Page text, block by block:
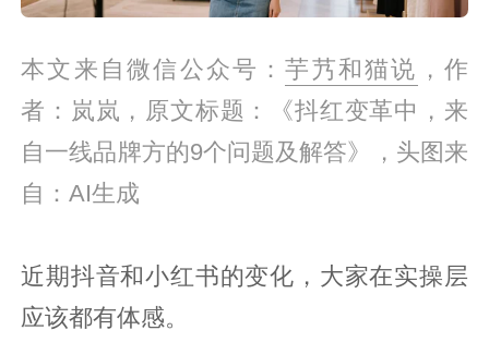
本文来自微信公众号：芋艿和猫说 ，作
者：岚岚，原文标题：《抖红变革中，来
自一线品牌方的9个问题及解答》，头图来
自：AI生成
近期抖音和小红书的变化，大家在实操层
应该都有体感。